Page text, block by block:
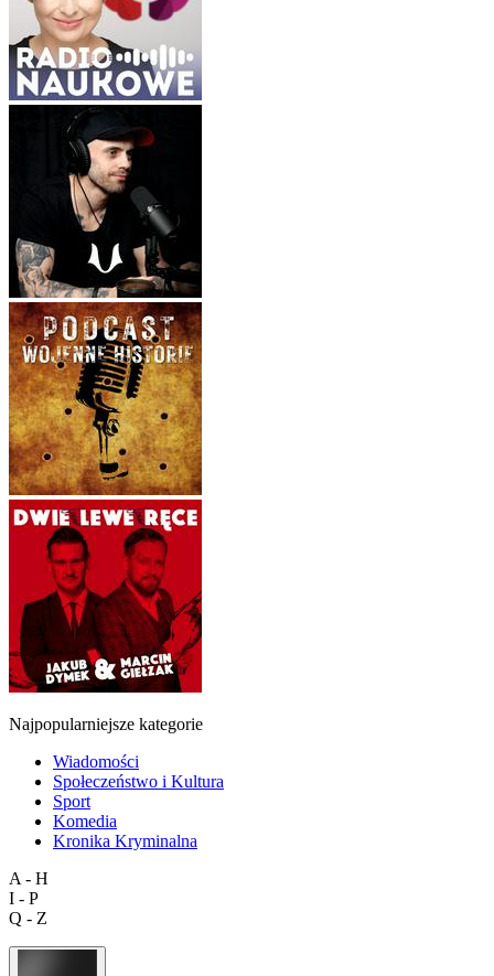
Najpopularniejsze kategorie
Wiadomości
Społeczeństwo i Kultura
Sport
Komedia
Kronika Kryminalna
A - H
I - P
Q - Z